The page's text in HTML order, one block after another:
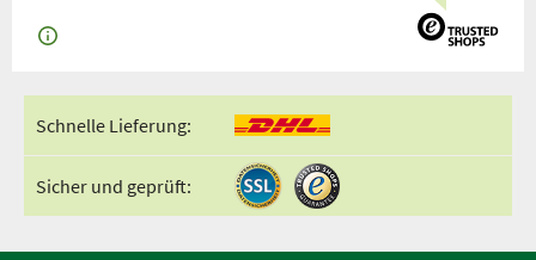
Schnelle Lieferung:
Sicher und geprüft: